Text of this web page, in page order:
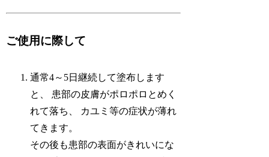
ご使用に際して
通常4～5日継続して塗布します
と、 患部の皮膚がポロポロとめく
れて落ち、 カユミ等の症状が薄れ
てきます。
その後も患部の表面がきれいにな